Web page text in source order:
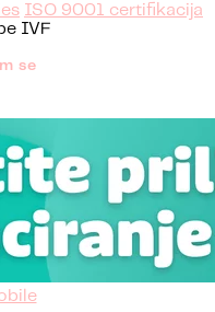
ISO 9001 certifikacija
IVF
se